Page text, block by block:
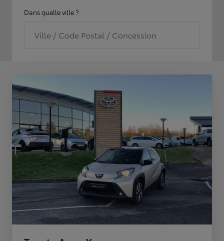
Dans quelle ville ?
Ville / Code Postal / Concession